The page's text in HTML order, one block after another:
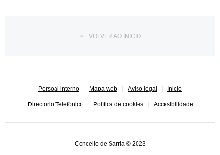
VOLVER AO INICIO
Persoal interno Mapa web Aviso legal Inicio
Directorio Telefónico Política de cookies Accesibilidade
Concello de Sarria © 2023